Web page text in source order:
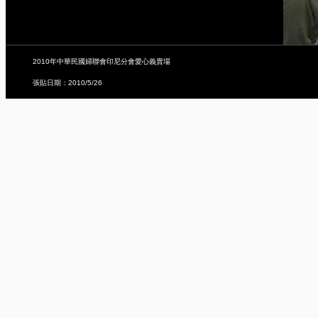
2010年中華民國婦聯會印尼分會愛心義賣場
張貼日期：2010/5/26